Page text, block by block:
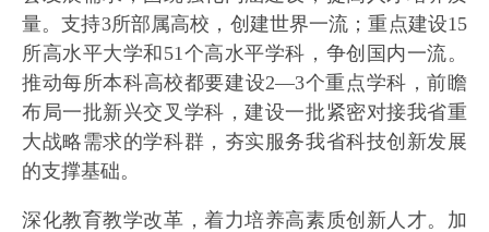
量。支持3所部属高校，创建世界一流；重点建设15
所高水平大学和51个高水平学科，争创国内一流。
推动每所本科高校都要建设2—3个重点学科，前瞻
布局一批新兴交叉学科，建设一批紧密对接我省重
大战略需求的学科群，夯实服务我省科技创新发展
的支撑基础。
深化教育教学改革，着力培养高素质创新人才。加